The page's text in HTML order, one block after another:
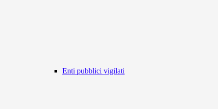
Enti pubblici vigilati